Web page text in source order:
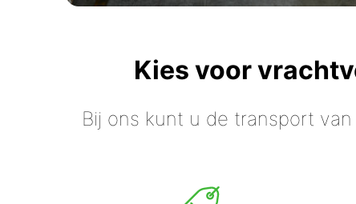
Kies voor
Bij ons kunt u de transport